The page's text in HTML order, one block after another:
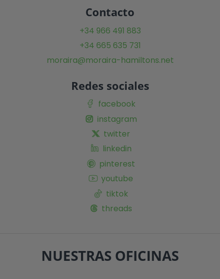
Contacto
+34 966 491 883
+34 665 635 731
moraira@moraira-hamiltons.net
Redes sociales
facebook
instagram
twitter
linkedin
pinterest
youtube
tiktok
threads
NUESTRAS OFICINAS